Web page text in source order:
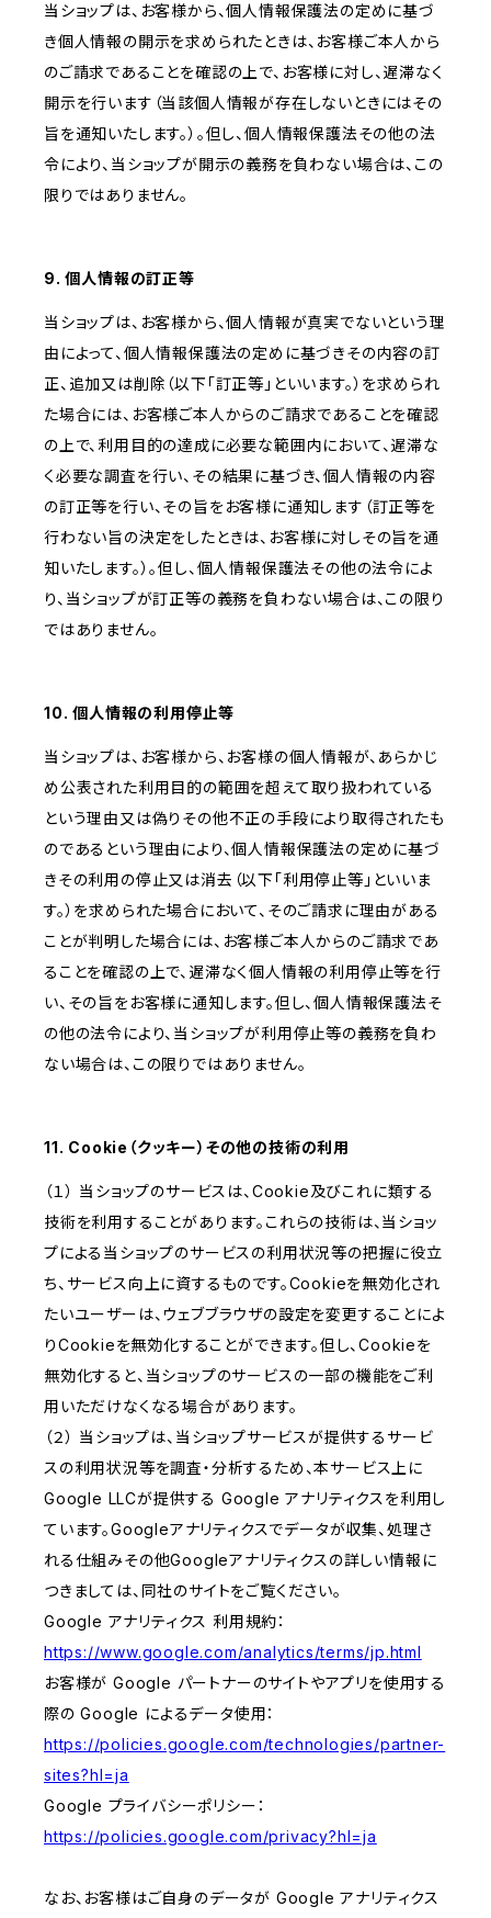
当ショップは、お客様から、個人情報保護法の定めに基づ
き個人情報の開示を求められたときは、お客様ご本人から
のご請求であることを確認の上で、お客様に対し、遅滞なく
開示を行います（当該個人情報が存在しないときにはその
旨を通知いたします。）。但し、個人情報保護法その他の法
令により、当ショップが開示の義務を負わない場合は、この
限りではありません。
9. 個人情報の訂正等
当ショップは、お客様から、個人情報が真実でないという理
由によって、個人情報保護法の定めに基づきその内容の訂
正、追加又は削除（以下「訂正等」といいます。）を求められ
た場合には、お客様ご本人からのご請求であることを確認
の上で、利用目的の達成に必要な範囲内において、遅滞な
く必要な調査を行い、その結果に基づき、個人情報の内容
の訂正等を行い、その旨をお客様に通知します（訂正等を
行わない旨の決定をしたときは、お客様に対しその旨を通
知いたします。）。但し、個人情報保護法その他の法令によ
り、当ショップが訂正等の義務を負わない場合は、この限り
ではありません。
10. 個人情報の利用停止等
当ショップは、お客様から、お客様の個人情報が、あらかじ
め公表された利用目的の範囲を超えて取り扱われている
という理由又は偽りその他不正の手段により取得されたも
のであるという理由により、個人情報保護法の定めに基づ
きその利用の停止又は消去（以下「利用停止等」といいま
す。）を求められた場合において、そのご請求に理由がある
ことが判明した場合には、お客様ご本人からのご請求であ
ることを確認の上で、遅滞なく個人情報の利用停止等を行
い、その旨をお客様に通知します。但し、個人情報保護法そ
の他の法令により、当ショップが利用停止等の義務を負わ
ない場合は、この限りではありません。
11. Cookie（クッキー）その他の技術の利用
（１） 当ショップのサービスは、Cookie及びこれに類する
技術を利用することがあります。これらの技術は、当ショッ
プによる当ショップのサービスの利用状況等の把握に役立
ち、サービス向上に資するものです。Cookieを無効化され
たいユーザーは、ウェブブラウザの設定を変更することによ
りCookieを無効化することができます。但し、Cookieを
無効化すると、当ショップのサービスの一部の機能をご利
用いただけなくなる場合があります。
（２） 当ショップは、当ショップサービスが提供するサービ
スの利用状況等を調査・分析するため、本サービス上に
Google LLCが提供する Google アナリティクスを利用し
ています。Googleアナリティクスでデータが収集、処理さ
れる仕組みその他Googleアナリティクスの詳しい情報に
つきましては、同社のサイトをご覧ください。
Google アナリティクス 利用規約：
https://www.google.com/analytics/terms/jp.html
お客様が Google パートナーのサイトやアプリを使用する
際の Google によるデータ使用：
https://policies.google.com/technologies/partner-
sites?hl=ja
Google プライバシーポリシー：
https://policies.google.com/privacy?hl=ja
なお、お客様はご自身のデータが Google アナリティクス